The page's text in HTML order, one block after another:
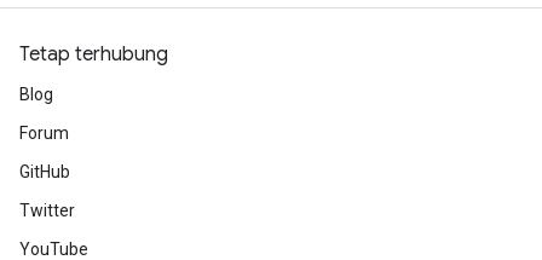
Tetap terhubung
Blog
Forum
GitHub
Twitter
YouTube